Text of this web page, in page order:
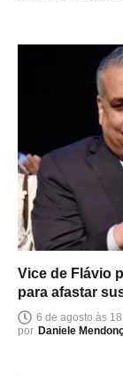
Vice de Flávio
para afastar
6 de agosto às
por Daniele